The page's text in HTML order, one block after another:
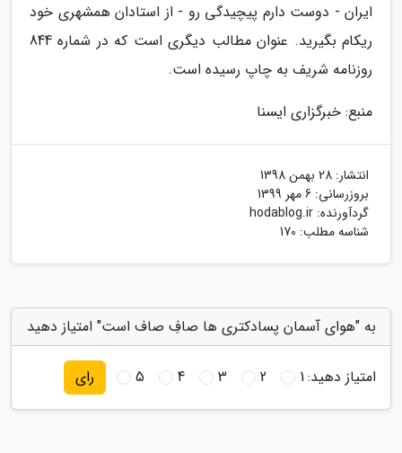
ایران - دوست دارم پیچیدگی رو - از استادان همشهری خود
ریکام بگیرید. عنوان مطالب دیگری است که در شماره 844
روزنامه شریف به چاپ رسیده است.
منبع: خبرگزاری ایسنا
انتشار: 28 بهمن 1398
بروزرسانی: 6 مهر 1399
گردآورنده: hodablog.ir
شناسه مطلب: 170
به "هوای آسمان پسادکتری ها صافِ صاف است" امتیاز دهید
امتیاز دهید:1
2
3
4
5 رای